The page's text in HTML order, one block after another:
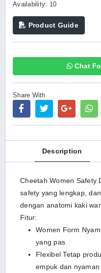
Availability: 10
Product Guide
Chat
Share With
Description
Cheetah Women Safety
safety yang lengkap,
dengan anatomi kaki
Fitur:
Women Form
yang pas
Flexibel Tetap
empuk dan nyaman